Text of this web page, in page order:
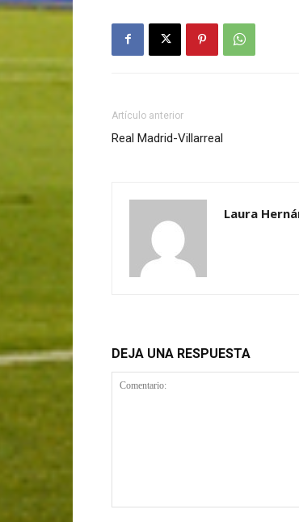
Artículo anterior
Real Madrid-Villarreal
Laura
DEJA UNA RESPUESTA